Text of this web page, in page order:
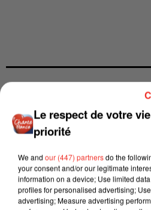
Le respect de votre
priorité
We and our (447) partnersdo the
your consent and/or our legitimate
information on a device; Use limited
profiles for personalised advertising;
advertising; Measure advertising